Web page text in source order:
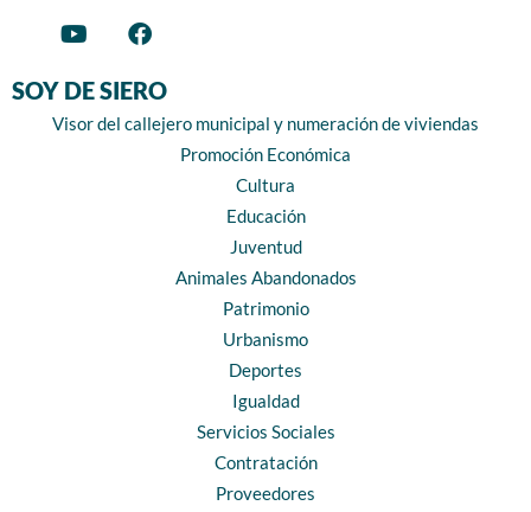
SOY DE SIERO
Visor del callejero municipal y numeración de viviendas
Promoción Económica
Cultura
Educación
Juventud
Animales Abandonados
Patrimonio
Urbanismo
Deportes
Igualdad
Servicios Sociales
Contratación
Proveedores